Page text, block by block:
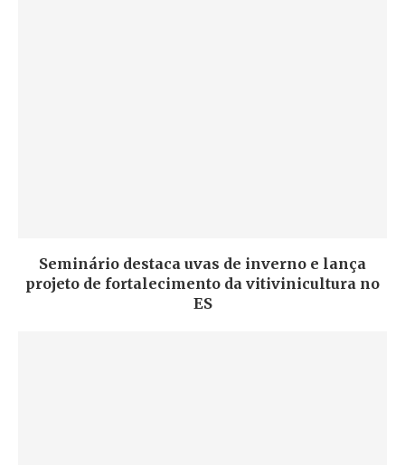
Seminário destaca uvas de inverno e lança
projeto de fortalecimento da vitivinicultura no
ES